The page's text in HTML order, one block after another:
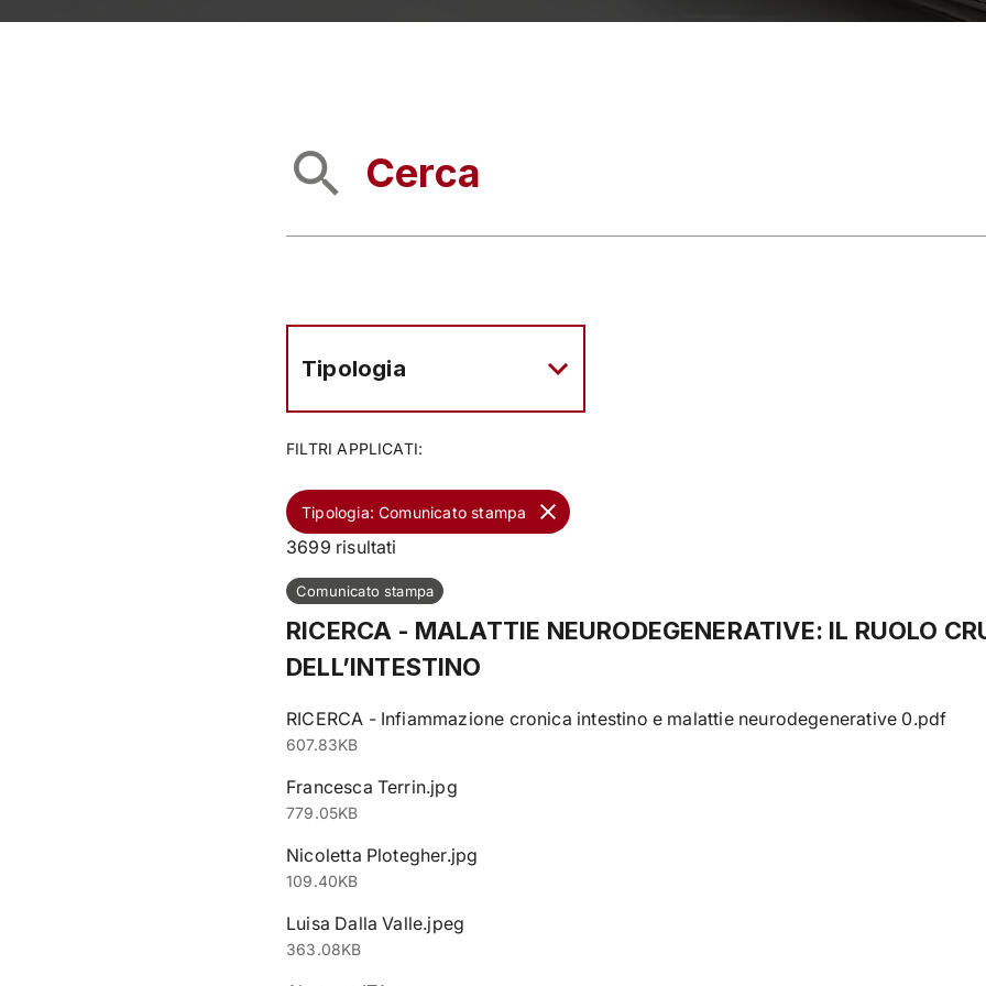
Tipologia
FILTRI APPLICATI:
Tipologia: Comunicato stampa
3699 risultati
Comunicato stampa
RICERCA - MALATTIE NEURODEGENERATIVE: IL RUOLO
DELL’INTESTINO
RICERCA - Infiammazione cronica intestino e malattie neurodegenerative 0.pdf
607.83KB
Francesca Terrin.jpg
779.05KB
Nicoletta Plotegher.jpg
109.40KB
Luisa Dalla Valle.jpeg
363.08KB